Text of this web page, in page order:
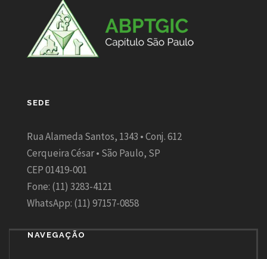
SEDE
Rua Alameda Santos, 1343 • Conj. 612
Cerqueira César • São Paulo, SP
CEP 01419-001
Fone: (11) 3283-4121
WhatsApp: (11) 97157-0858
NAVEGAÇÃO